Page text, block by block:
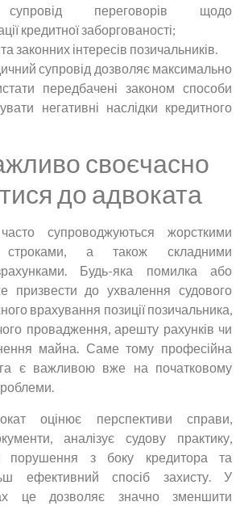
переговорів щодо
кредитної заборгованості;
законних інтересів позичальників.
супровід дозволяє максимально
передбачені законом способи
негативні наслідки кредитного
своєчасно
до адвоката
супроводжуються жорсткими
строками, а також складними
Будь-яка помилка або
призвести до ухвалення судового
врахування позиції позичальника,
провадження, арешту рахунків чи
майна. Саме тому професійна
є важливою вже на початковому
оцінює перспективи справи,
аналізує судову практику,
порушення з боку кредитора та
ефективний спосіб захисту. У
це дозволяє значно зменшити